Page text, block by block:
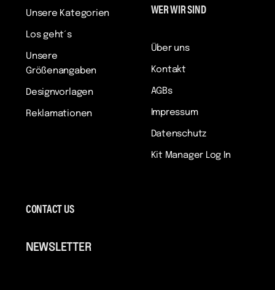
Unsere Kategorien
Los geht´s
Unsere
Größenangaben
Designvorlagen
Reklamationen
WER WIR SIND
Über uns
Kontakt
AGBs
Impressum
Datenschutz
Kit Manager Log In
CONTACT US
NEWSLETTER